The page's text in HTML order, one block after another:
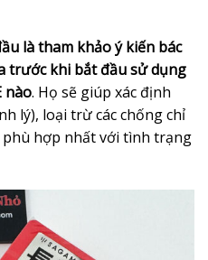
là tham khảo ý kiến bác
trước khi bắt đầu sử dụng
nào. Họ sẽ giúp xác định
lý), loại trừ các chống chỉ
hợp nhất với tình trạng